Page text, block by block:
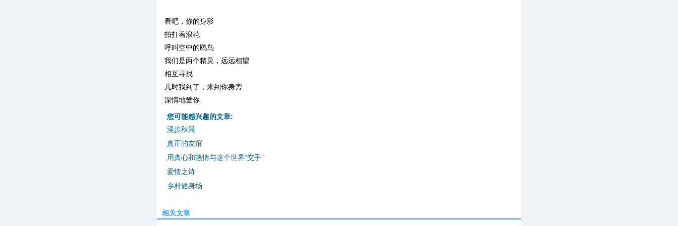
看吧，你的身影
拍打着浪花
呼叫空中的鸥鸟
我们是两个精灵，远远相望
相互寻找
几时我到了，来到你身旁
深情地爱你
您可能感兴趣的文章:
漫步秋晨
真正的友谊
用真心和热情与这个世界“交手”
爱情之诗
乡村健身场
相关文章